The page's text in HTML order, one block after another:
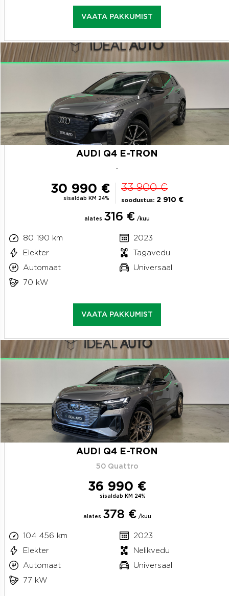
VAATA PAKKUMIST
AUDI Q4 E-TRON
-
30 990 €
sisaldab KM 24%
33 900 €
soodustus: 2 910 €
alates 316 € /kuu
80 190 km
2023
Elekter
Tagavedu
Automaat
Universaal
70 kW
VAATA PAKKUMIST
AUDI Q4 E-TRON
50 Quattro
36 990 €
sisaldab KM 24%
alates 378 € /kuu
104 456 km
2023
Elekter
Nelikvedu
Automaat
Universaal
77 kW